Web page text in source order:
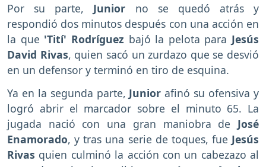
Por su parte, Junior no se quedó atrás y
respondió dos minutos después con una acción en
la que 'Tití' Rodríguez bajó la pelota para Jesús
David Rivas, quien sacó un zurdazo que se desvió
en un defensor y terminó en tiro de esquina.
Ya en la segunda parte, Juniorafinó su ofensiva y
logró abrir el marcador sobre el minuto 65. La
jugada nació con una gran maniobra de José
Enamorado, y tras una serie de toques, fue Jesús
Rivas quien culminó la acción con un cabezazo al